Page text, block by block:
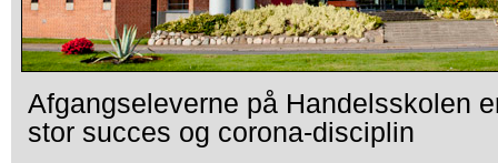
Afgangseleverne på Handelsskolen
stor succes og corona-disciplin